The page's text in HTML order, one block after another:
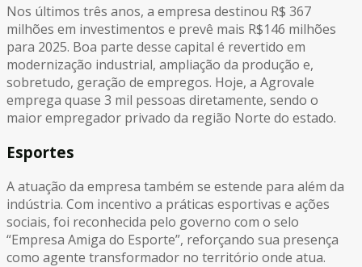
Nos últimos três anos, a empresa destinou R$ 367
milhões em investimentos e prevê mais R$146 milhões
para 2025. Boa parte desse capital é revertido em
modernização industrial, ampliação da produção e,
sobretudo, geração de empregos. Hoje, a Agrovale
emprega quase 3 mil pessoas diretamente, sendo o
maior empregador privado da região Norte do estado.
Esportes
A atuação da empresa também se estende para além da
indústria. Com incentivo a práticas esportivas e ações
sociais, foi reconhecida pelo governo com o selo
“Empresa Amiga do Esporte”, reforçando sua presença
como agente transformador no território onde atua.